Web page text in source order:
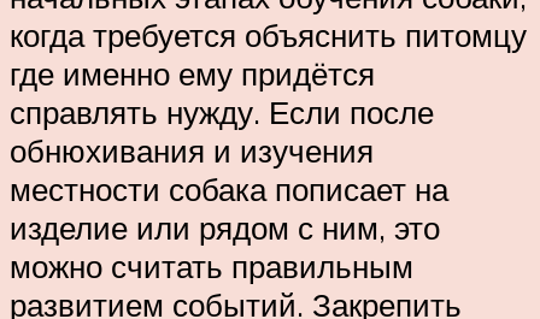
когда требуется объяснить питомцу
где именно ему придётся
справлять нужду. Если после
обнюхивания и изучения
местности собака пописает на
изделие или рядом с ним, это
можно считать правильным
развитием событий. Закрепить